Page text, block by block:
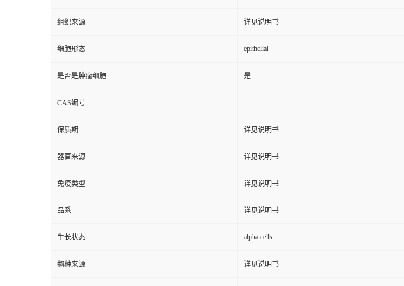
组织来源 详见说明书
细胞形态 epithelial
是否是肿瘤细胞 是
CAS编号
保质期 详见说明书
器官来源 详见说明书
免疫类型 详见说明书
品系 详见说明书
生长状态 alpha cells
物种来源 详见说明书